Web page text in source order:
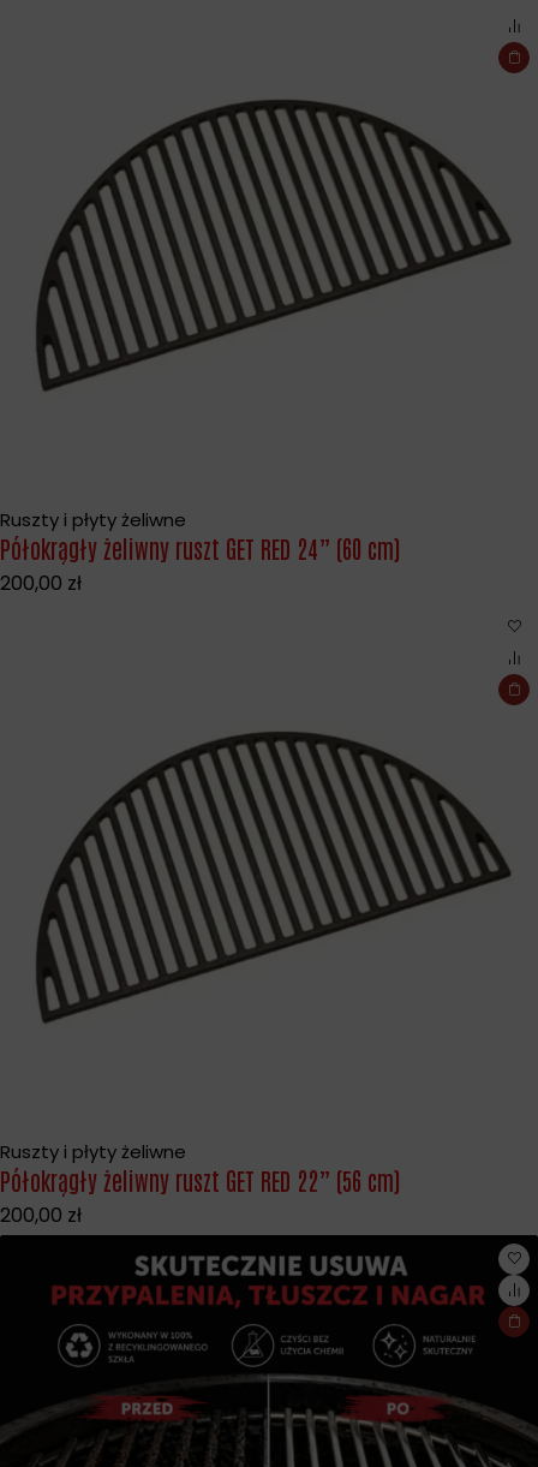
Ruszty i płyty żeliwne
Półokrągły żeliwny ruszt GET RED 24” (60 cm)
200,00 zł
Ruszty i płyty żeliwne
Półokrągły żeliwny ruszt GET RED 22” (56 cm)
200,00 zł